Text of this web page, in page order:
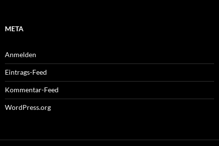
META
Anmelden
Eintrags-Feed
Kommentar-Feed
WordPress.org